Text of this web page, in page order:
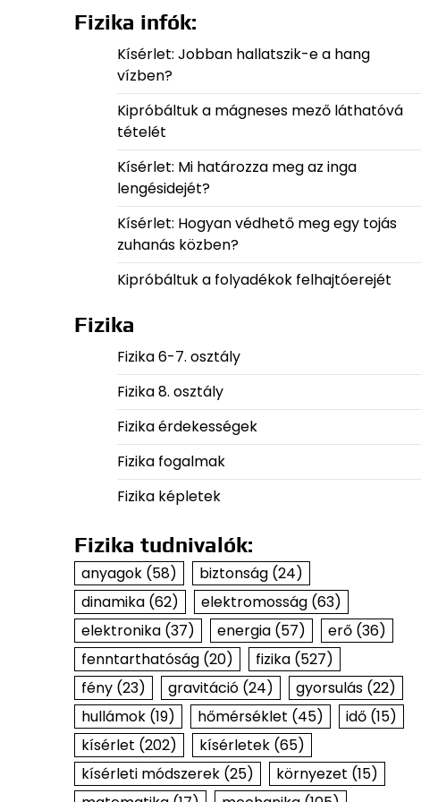
Fizika infók:
Kísérlet: Jobban hallatszik-e a hang
vízben?
Kipróbáltuk a mágneses mező láthatóvá
tételét
Kísérlet: Mi határozza meg az inga
lengésidejét?
Kísérlet: Hogyan védhető meg egy tojás
zuhanás közben?
Kipróbáltuk a folyadékok felhajtóerejét
Fizika
Fizika 6-7. osztály
Fizika 8. osztály
Fizika érdekességek
Fizika fogalmak
Fizika képletek
Fizika tudnivalók:
anyagok(58) biztonság(24)
dinamika(62) elektromosság(63)
elektronika(37) energia(57) erő(36)
fenntarthatóság(20) fizika(527)
fény(23) gravitáció(24) gyorsulás(22)
hullámok(19) hőmérséklet (45) idő(15)
kísérlet (202) kísérletek(65)
kísérleti módszerek(25) környezet (15)